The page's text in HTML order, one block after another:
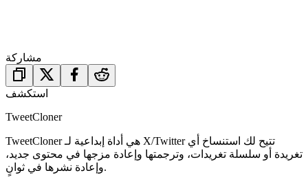
مشاركة
استكشف
TweetCloner
TweetCloner هي أداة إبداعية لـ X/Twitter تتيح لك استنساخ أي
تغريدة أو سلسلة تغريدات، وترجمتها وإعادة مزجها في محتوى جديد،
وإعادة نشرها في ثوانٍ.